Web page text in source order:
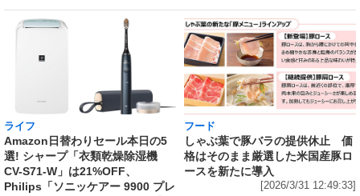
ライフ
Amazon日替わりセール本日の5
選! シャープ「衣類乾燥除湿機
CV-S71-W」は21%OFF、
Philips「ソニッケアー 9900 プレ
フード
しゃぶ葉で豚バラの提供休止 価
格はそのまま厳選した米国産豚ロ
ースを新たに導入
[2026/3/31 12:49:33]